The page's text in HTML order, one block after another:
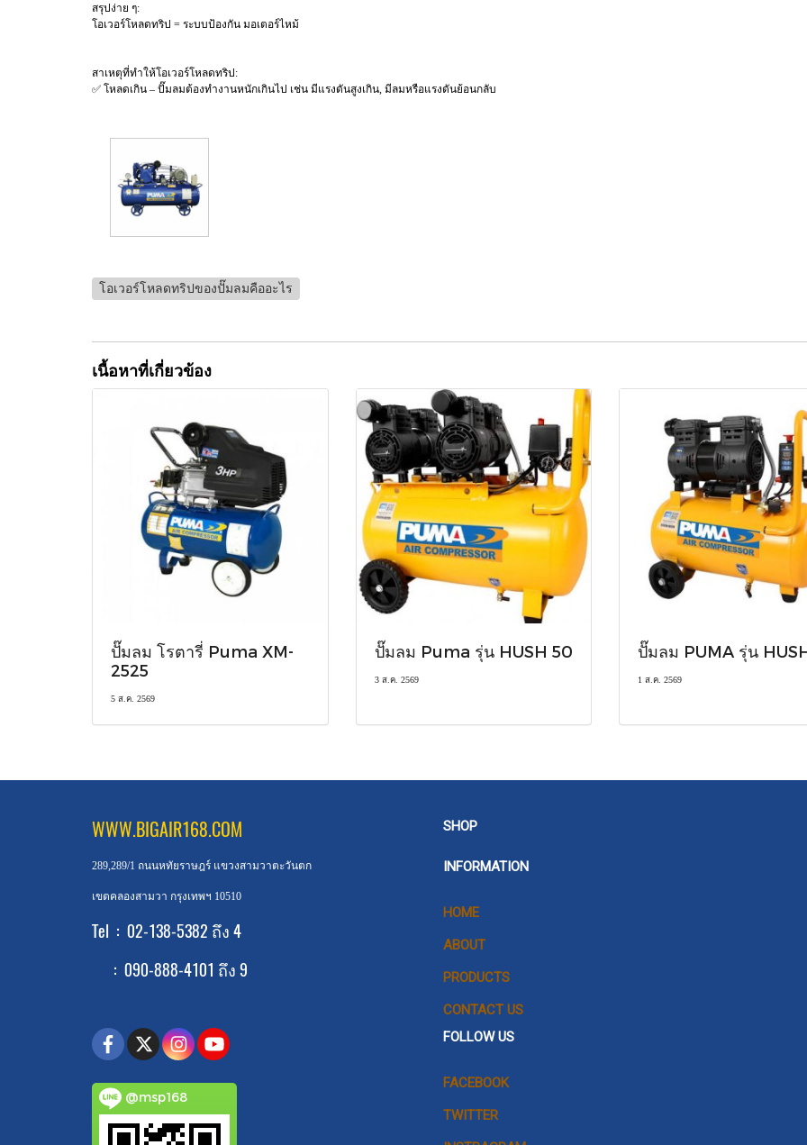
สรุปง่าย ๆ:
โอเวอร์โหลดทริป = ระบบป้องกัน มอเตอร์ไหม้
สาเหตุที่ทำให้โอเวอร์โหลดทริป:
✅ โหลดเกิน – ปั๊มลมต้องทำงานหนักเกินไป เช่น มีแรงดันสูงเกิน, มีลมหรือแรงดันย้อนกลับ
โอเวอร์โหลดทริปของปั๊มลมคืออะไร
เนื้อหาที่เกี่ยวข้อง
ปั๊มลม โรตารี่ Puma XM-
2525
5 ส.ค. 2569
ปั๊มลม Puma รุ่น HUSH 50
3 ส.ค. 2569
ปั๊มลม PUMA รุ่น
1 ส.ค. 2569
WWW.BIGAIR168.COM
289,289/1 ถนนหทัยราษฎร์ แขวงสามวาตะวันตก
เขตคลองสามวา กรุงเทพฯ 10510
Tel : 02-138-5382 ถึง 4
: 090-888-4101 ถึง 9
@msp168
SHOP
INFORMATION
HOME
ABOUT
PRODUCTS
CONTACT US
FOLLOW US
FACEBOOK
TWITTER